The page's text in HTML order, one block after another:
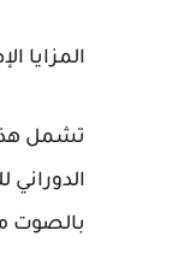
المزايا
تشمل
بالصوت